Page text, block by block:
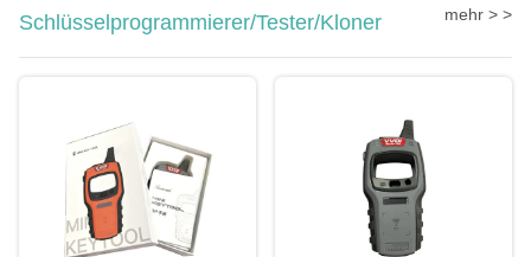
Schlüsselprogrammierer/Tester/Kloner
mehr > >